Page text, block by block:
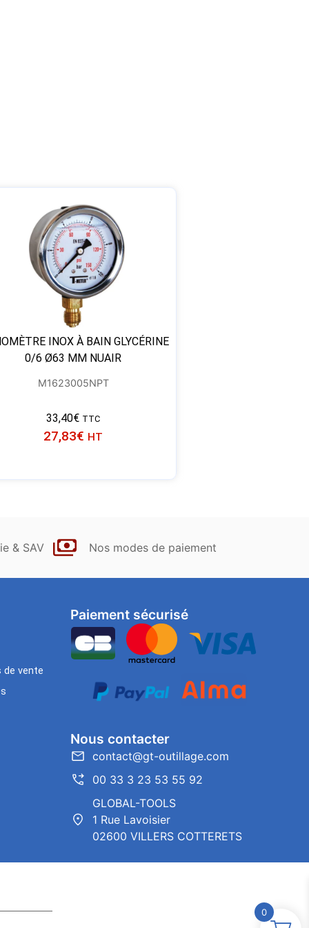
INOX À BAIN GLYCÉRINE
0/6 Ø63 MM NUAIR
M1623005NPT
33,40€ TTC
27,83€ HT
& SAV Nos modes de paiement
de vente
Paiement sécurisé
Nous contacter
contact@gt-outillage.com
00 33 3 23 53 55 92
GLOBAL-TOOLS
1 Rue Lavoisier
02600 VILLERS COTTERETS
0